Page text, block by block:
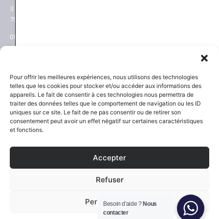
Pour offrir les meilleures expériences, nous utilisons des technologies
telles que les cookies pour stocker et/ou accéder aux informations des
appareils. Le fait de consentir à ces technologies nous permettra de
traiter des données telles que le comportement de navigation ou les ID
uniques sur ce site. Le fait de ne pas consentir ou de retirer son
consentement peut avoir un effet négatif sur certaines caractéristiques
et fonctions.
Accepter
Refuser
Personnaliser
3 place des Ternes
75017 Paris
01 53 81 69 08
NEWSLETTER
Découvrez les actualités
et les nouveautés
SAVOIR-FAIRE
La Maison
Joaillier négociant
Engagements
Guide des pierres
Guide joaillerie
SERVICES NOUS SUIVRE
LinkedIn
Besoin d'aide ? Nous
contacter